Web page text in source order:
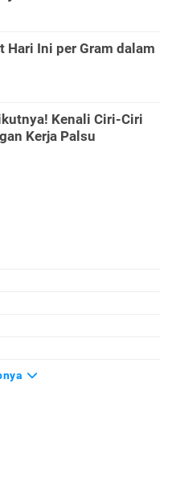
Hari Ini per Gram dalam
Kenali Ciri-Ciri
Kerja Palsu